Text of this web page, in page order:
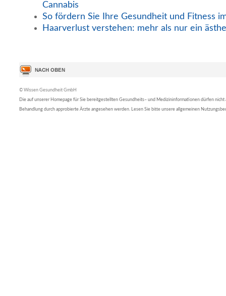
Cannabis
So fördern Sie Ihre Gesundheit und Fitness
Haarverlust verstehen: mehr als nur ein
© Wissen Gesundheit GmbH
Die auf unserer Homepage für Sie bereitgestellten Gesundheits– und Medizininformationen dürfen nicht
Behandlung durch approbierte Ärzte angesehen werden. Lesen Sie bitte unsere allgemeinen